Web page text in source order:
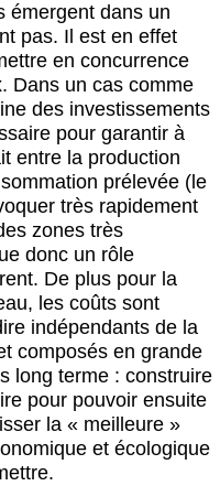
émergent dans un
pas. Il est en effet
en concurrence
Dans un cas comme
des investissements
pour garantir à
entre la production
prélevée (le
très rapidement
zones très
donc un rôle
De plus pour la
les coûts sont
indépendants de la
composés en grande
long terme : construire
pour pouvoir ensuite
la « meilleure »
et écologique